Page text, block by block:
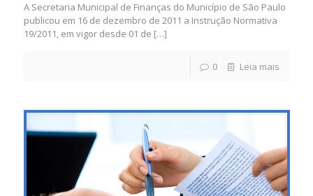
A Secretaria Municipal de Finanças do Município de São Paulo
publicou em 16 de dezembro de 2011 a Instrução Normativa
19/2011, em vigor desde 01 de […]
0 Leia mais